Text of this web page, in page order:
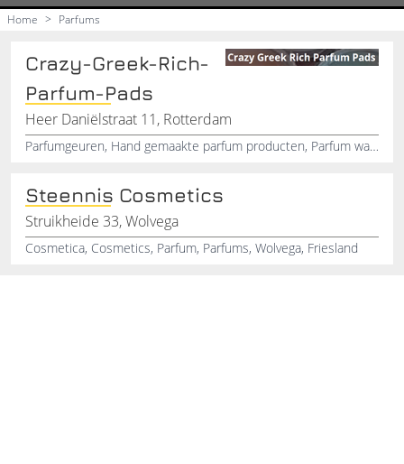
Home > Parfums
Crazy-Greek-Rich-
Parfum-Pads
Heer Daniëlstraat 11, Rotterdam
Parfumgeuren, Hand gemaakte parfum producten, Parfum waxmels, Auto parfum , Parfum massage olie, Parfum lampé geuren, Diverse geurbranders, Parfum stofzuiger korrels, Speciaal parfum pads op bestelling
Steennis Cosmetics
Struikheide 33, Wolvega
Cosmetica, Cosmetics, Parfum, Parfums, Wolvega, Friesland